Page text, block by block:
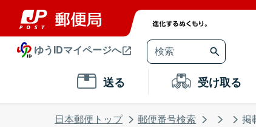
ゆうIDマイページへ
送る 受け取る
日本郵便トップ 郵便番号検索 掲